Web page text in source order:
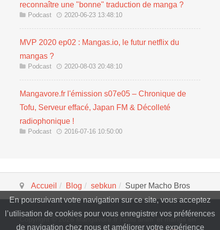
reconnaître une "bonne" traduction de manga ?
Podcast 2020-06-23 13:48:10
MVP 2020 ep02 : Mangas.io, le futur netflix du
mangas ?
Podcast 2020-08-03 20:48:10
Mangavore.fr l'émission s07e05 – Chronique de
Tofu, Serveur effacé, Japan FM & Décolleté
radiophonique !
Podcast 2016-07-16 10:50:00
Accueil Blog sebkun Super Macho Bros
Copyright © 2026 Mangavore.fr l'actu anim' et manga en
En poursuivant votre navigation sur ce site, vous acceptez
l’utilisation de cookies pour vous enregistrer vos préférences
de navigation chez nous et améliorer votre expérience